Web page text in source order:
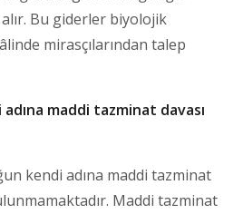
Bu giderler biyolojik
mirasçılarından talep
adına maddi tazminat davası
kendi adına maddi tazminat
Maddi tazminat